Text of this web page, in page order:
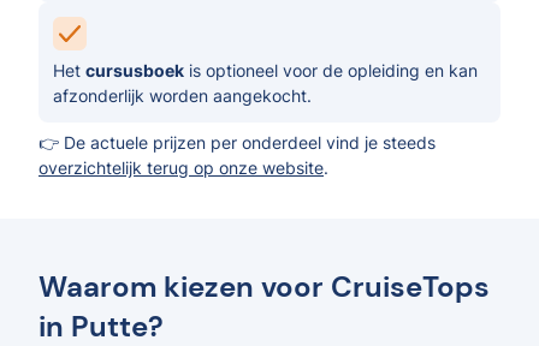
Het cursusboek is optioneel voor de opleiding en kan
afzonderlijk worden aangekocht.
👉 De actuele prijzen per onderdeel vind je steeds
overzichtelijk terug op onze website.
Waarom kiezen voor CruiseTops
in Putte?